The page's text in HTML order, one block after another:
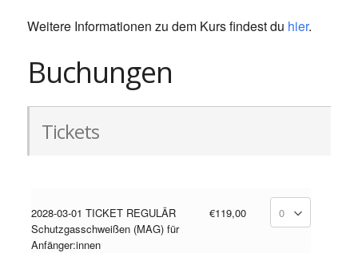
Weitere Informationen zu dem Kurs findest du hier.
Buchungen
Tickets
2028-03-01 TICKET REGULÄR
Schutzgasschweißen (MAG) für
Anfänger:innen
€119,00